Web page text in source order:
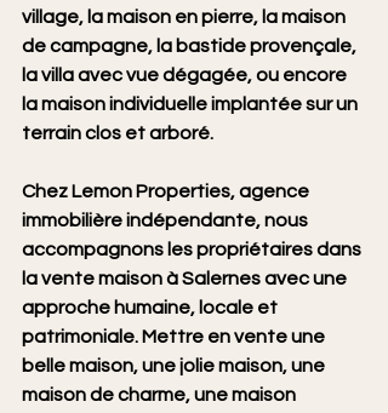
village, la maison en pierre, la maison
de campagne, la bastide provençale,
la villa avec vue dégagée, ou encore
la maison individuelle implantée sur un
terrain clos et arboré.
Chez Lemon Properties, agence
immobilière indépendante, nous
accompagnons les propriétaires dans
la vente maison à Salernes avec une
approche humaine, locale et
patrimoniale. Mettre en vente une
belle maison, une jolie maison, une
maison de charme, une maison